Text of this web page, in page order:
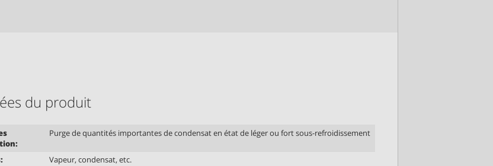
du produit
Purge de quantités importantes de condensat en état de léger ou fort sous-refroidissement
Vapeur, condensat, etc.